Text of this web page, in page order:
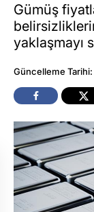
Gümüş
yaklaşmayı
Güncelleme